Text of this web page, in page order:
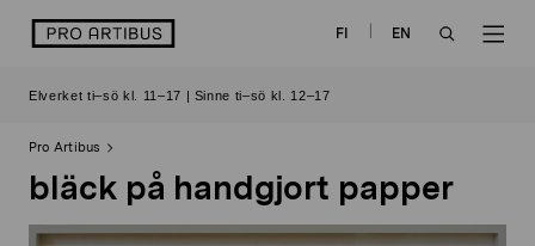
logo FI
EN
Elverket ti–sö kl. 11–17 | Sinne ti–sö kl. 12–17
Pro Artibus
bläck på handgjort papper